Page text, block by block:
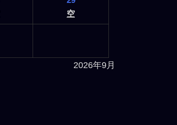
空
2026年9月